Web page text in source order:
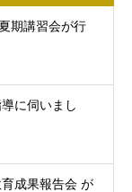
期講習会が行
に伺いまし
成果報告会 が